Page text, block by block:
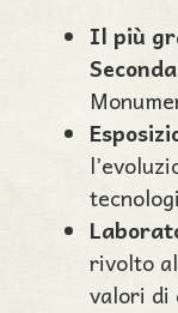
Il più
rivolto
valori di